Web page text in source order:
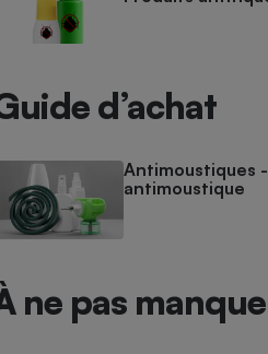
d’achat
Antimoustiques
antimoustique
ne pas